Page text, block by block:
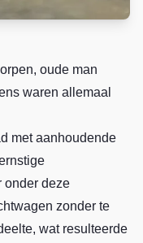
oude man
waren allemaal
met aanhoudende
onder deze
zonder te
wat resulteerde